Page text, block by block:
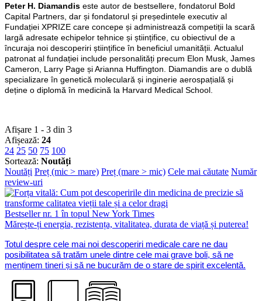
Peter H. Diamandis este autor de bestsellere, fondatorul Bold
Capital Partners, dar și fondatorul și președintele executiv al
Fundației XPRIZE care concepe și administrează competiții la scară
largă adresate echipelor tehnice și științifice, cu obiectivul de a
încuraja noi descoperiri științifice în beneficiul umanității. Actualul
patronat al fundației include personalități precum Elon Musk, James
Cameron, Larry Page și Arianna Huffington. Diamandis are o dublă
specializare în genetică moleculară și inginerie aerospațială și
deține o diplomă în medicină la Harvard Medical School.
Afișare 1 - 3 din 3
Afișează: 24
24 25 50 75 100
Sortează: Noutăți
Noutăți Preț (mic > mare) Preț (mare > mic) Cele mai căutate Număr
review-uri
Bestseller nr. 1 în topul New York Times
Mărește-ți energia, rezistența, vitalitatea, durata de viață și puterea!
Totul despre cele mai noi descoperiri medicale care ne dau
posibilitatea să tratăm unele dintre cele mai grave boli, să ne
menținem tineri și să ne bucurăm de o stare de spirit excelentă.